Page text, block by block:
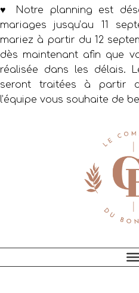
♥ Notre planning est
mariages jusqu’au 11
mariez à partir du 12
dès maintenant afin que
réalisée dans les délais.
seront traitées à partir
l’équipe vous souhaite de